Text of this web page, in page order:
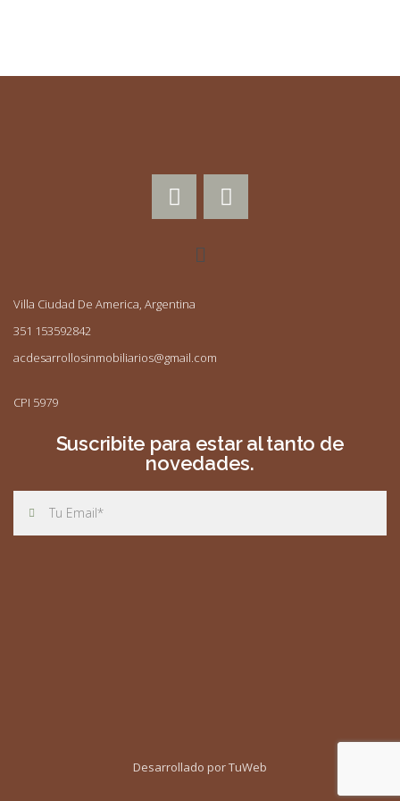
Villa Ciudad De America, Argentina
351 153592842
acdesarrollosinmobiliarios@gmail.com
CPI 5979
Suscribite para estar al tanto de
novedades.
Desarrollado por TuWeb